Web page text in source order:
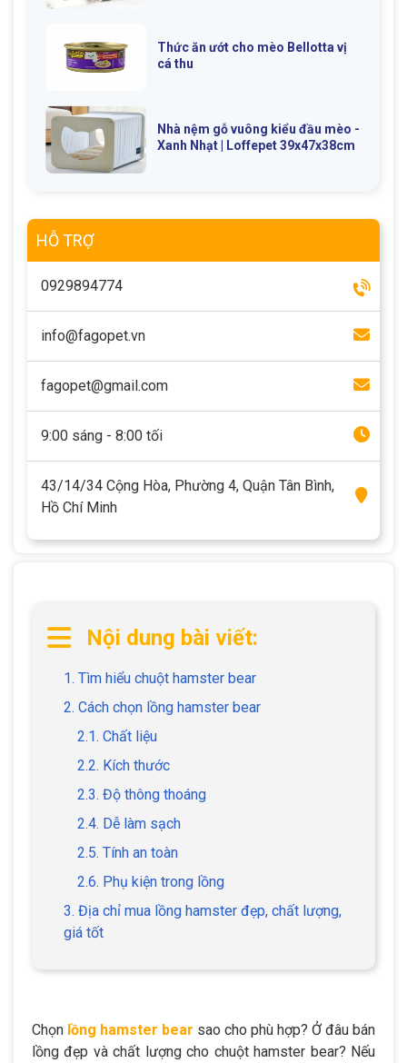
Thông tin về mèo
CHÍNH SÁCH
Chính sách mua hàng Chính sách vận chuyển
LIÊN HỆ
Nội dung bài viết:
1. Tìm hiểu chuột hamster bear
2. Cách chọn lồng hamster bear
2.1. Chất liệu
2.2. Kích thước
2.3. Độ thông thoáng
2.4. Dễ làm sạch
2.5. Tính an toàn
2.6. Phụ kiện trong lồng
3. Địa chỉ mua lồng hamster đẹp, chất lượng,
giá tốt
Chọn lồng hamster bear sao cho phù hợp? Ở đâu bán
lồng đẹp và chất lượng cho chuột hamster bear? Nếu
Thức ăn ướt cho mèo Bellotta vị
cá thu
Nhà nệm gỗ vuông kiểu đầu mèo -
Xanh Nhạt | Loffepet 39x47x38cm
HỖ TRỢ
0929894774
info@fagopet.vn
fagopet@gmail.com
9:00 sáng - 8:00 tối
43/14/34 Cộng Hòa, Phường 4, Quận Tân Bình,
Hồ Chí Minh